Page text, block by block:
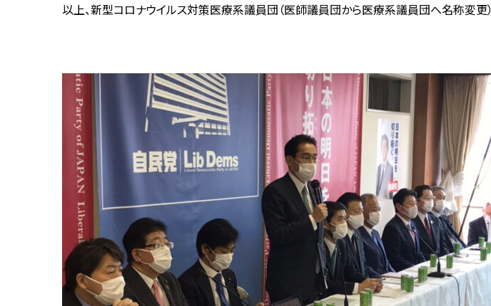
以上、新型コロナウイルス対策医療系議員団（医師議員団から医療系議員団へ名称変更）